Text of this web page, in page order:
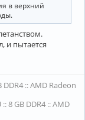
в верхний
и пытается
DDR4 :: AMD Radeon
8 GB DDR4 :: AMD